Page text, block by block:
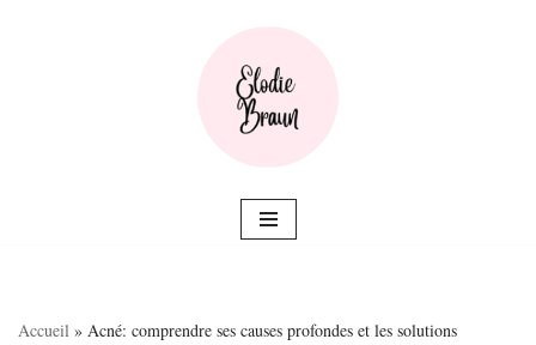
Accueil » Acné: comprendre ses causes profondes et les solutions